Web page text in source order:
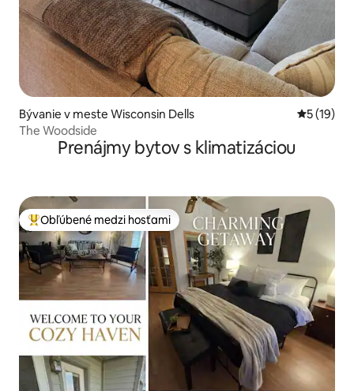
Bývanie v meste Wisconsin Dells
5 (19)
The Woodside
Prenájmy bytov s klimatizáciou
Najobľúbenejšie medzi hosťami
Obľúbené medzi hosťami